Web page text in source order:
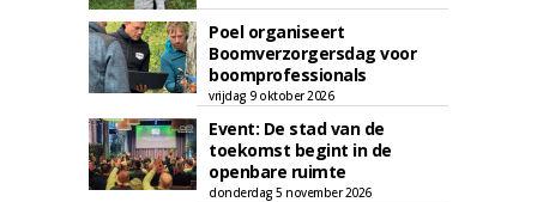
Poel organiseert
Boomverzorgersdag voor
boomprofessionals
vrijdag 9 oktober 2026
Event: De stad van de
toekomst begint in de
openbare ruimte
donderdag 5 november 2026